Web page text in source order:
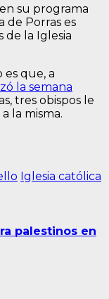
su programa
de Porras es
de la Iglesia
que, a
la semana
tres obispos le
la misma.
Iglesia católica
palestinos en